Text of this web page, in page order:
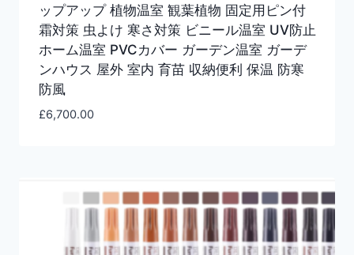
ップアップ 植物温室 観葉植物 固定用ピン付
霜対策 虫よけ 寒さ対策 ビニール温室 UV防止
ホーム温室 PVCカバー ガーデン温室 ガーデ
ンハウス 屋外 室内 育苗 収納便利 保温 防寒
防風
£6,700.00